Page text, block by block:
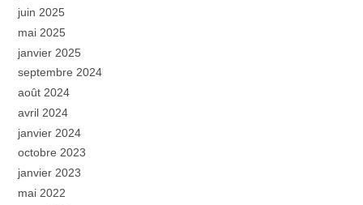
juin 2025
mai 2025
janvier 2025
septembre 2024
août 2024
avril 2024
janvier 2024
octobre 2023
janvier 2023
mai 2022